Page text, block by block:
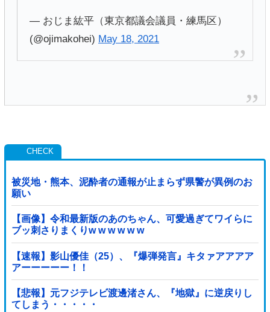
— おじま紘平（東京都議会議員・練馬区）
(@ojimakohei) May 18, 2021
被災地・熊本、泥酔者の通報が止まらず県警が異例のお
願い
【画像】令和最新版のあのちゃん、可愛過ぎてワイらに
ブッ刺さりまくりw w w w w w
【速報】影山優佳（25）、『爆弾発言』キタァアアアア
アーーーーー！！
【悲報】元フジテレビ渡邊渚さん、『地獄』に逆戻りし
てしまう・・・・・